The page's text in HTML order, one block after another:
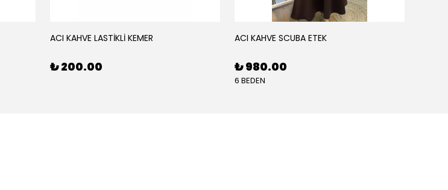
ACI KAHVE LASTİKLİ KEMER
₺ 200.00
ACI KAHVE SCUBA ETEK
₺ 980.00
6 BEDEN